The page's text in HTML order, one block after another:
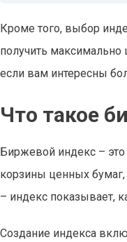
Кроме того, выбор
получить
если вам интересны
Что такое
Биржевой индекс –
корзины ценных бумаг,
– индекс показывает,
Создание индекса